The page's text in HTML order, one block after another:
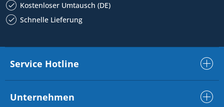
Kostenloser Umtausch (DE)
Schnelle Lieferung
Service Hotline
Unternehmen